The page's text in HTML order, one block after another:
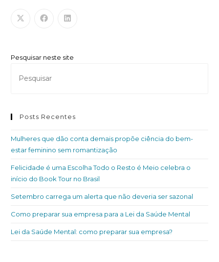
Pesquisar neste site
Posts Recentes
Mulheres que dão conta demais propõe ciência do bem-
estar feminino sem romantização
Felicidade é uma Escolha Todo o Resto é Meio celebra o
início do Book Tour no Brasil
Setembro carrega um alerta que não deveria ser sazonal
Como preparar sua empresa para a Lei da Saúde Mental
Lei da Saúde Mental: como preparar sua empresa?